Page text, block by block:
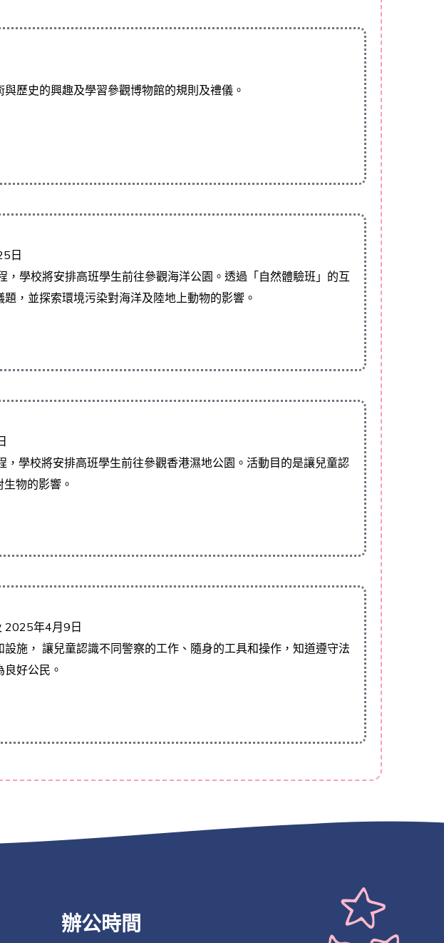
歷史的興趣及學習參觀博物館的規則及禮儀。
日
，學校將安排高班學生前往參觀海洋公園。透過「自然體驗班」的互
，並探索環境污染對海洋及陸地上動物的影響。
學校將安排高班學生前往參觀香港濕地公園。活動目的是讓兒童認
物的影響。
年4月9日
施， 讓兒童認識不同警察的工作、隨身的工具和操作，知道遵守法
好公民。
辦公時間